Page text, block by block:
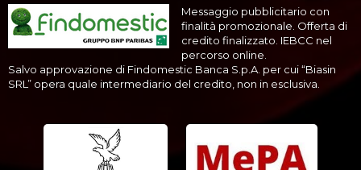
Messaggio pubblicitario con
finalità promozionale. Offerta di
credito finalizzato. IEBCC nel
percorso online.
Salvo approvazione di Findomestic Banca S.p.A. per cui “Biasin
SRL” opera quale intermediario del credito, non in esclusiva.